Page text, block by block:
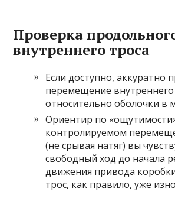
Проверка
внутреннего троса
Если доступно, аккуратно
перемещение внутреннего
относительно оболочки в
Ориентир по
контролируемом
(не срывая натяг) вы
свободный ход до начала
движения привода
трос, как правило, уже